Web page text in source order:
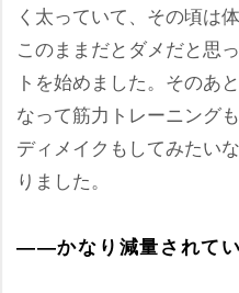
く太っていて、その頃は
このままだとダメだと思
トを始めました。そのあ
なって筋力トレーニング
ディメイクもしてみたい
りました。
――かなり減量されてい